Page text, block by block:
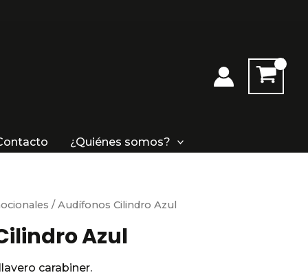
¿Quiénes somos?
/ Audífonos Cilindro Azul
Azul
carabiner.